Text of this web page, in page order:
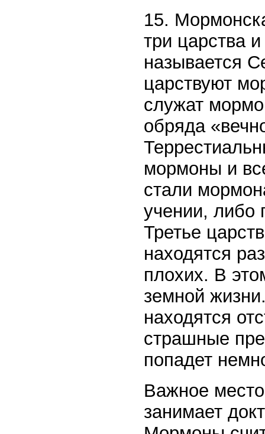
15.
три царства
называется
царствуют
служат
обряда
мормоны и
стали
учении, либо
Третье
находятся
плохих. В
земной
находятся
страшные
попадет
Важное
занимает